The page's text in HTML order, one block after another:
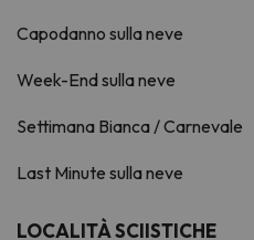
Capodanno sulla neve
Week-End sulla neve
Settimana Bianca / Carnevale
Last Minute sulla neve
LOCALITÀ SCIISTICHE